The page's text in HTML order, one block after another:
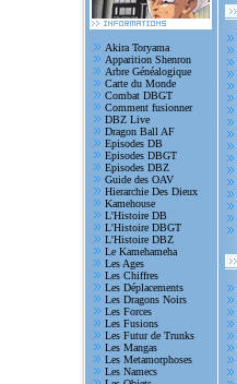
Akira Toryama
Apparition Shenron
Arbre Généalogique
Carte du Monde
Combat DBGT
Comment fusionner
DBZ Live
Dragon Ball AF
Episodes DB
Episodes DBGT
Episodes DBZ
Guide des OAV
Hierarchie Des Dieux
Kamehouse
L'Histoire DB
L'Histoire DBGT
L'Histoire DBZ
Le Kamehameha
Les Ages
Les Chiffres
Les Déplacements
Les Dragons Noirs
Les Forces
Les Fusions
Les Futur de Trunks
Les Mangas
Les Metamorphoses
Les Namecs